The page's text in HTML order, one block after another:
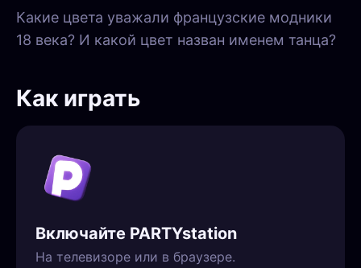
Какие цвета уважали французские модники
18 века? И какой цвет назван именем танца?
Как играть
Включайте PARTYstation
На телевизоре или в браузере.